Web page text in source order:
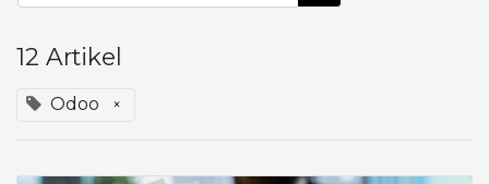
12 Artikel
Odoo ×